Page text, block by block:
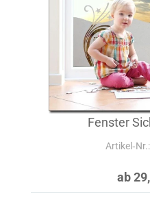
Fenster
ab